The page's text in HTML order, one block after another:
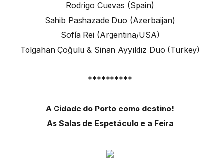
Rodrigo Cuevas (Spain)
Sahib Pashazade Duo (Azerbaijan)
Sofía Rei (Argentina/USA)
Tolgahan Çoğulu & Sinan Ayyıldız Duo (Turkey)
**********
A Cidade do Porto como destino!
As Salas de Espetáculo e a Feira